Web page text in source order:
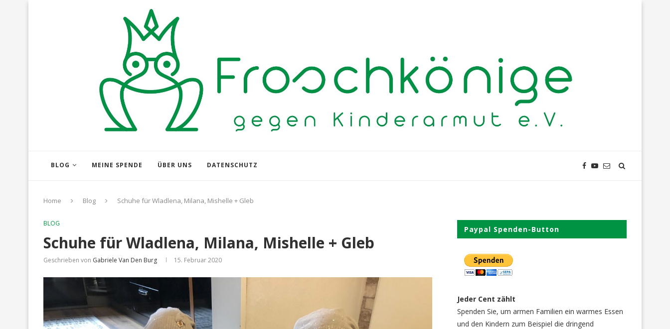
BLOG MEINE SPENDE ÜBER UNS DATENSCHUTZ
Home Blog Schuhe für Wladlena, Milana, Mishelle + Gleb
BLOG
Schuhe für Wladlena, Milana, Mishelle + Gleb
Geschrieben von Gabriele Van Den Burg 15. Februar 2020
Paypal Spenden-Button
Jeder Cent zählt
Spenden Sie, um armen Familien ein warmes Essen
und den Kindern zum Beispiel die dringend